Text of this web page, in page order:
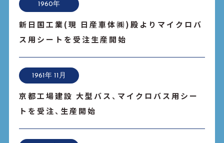
1960年
新日国工業(現 日産車体㈱)殿よりマイクロバ
ス用シートを受注生産開始
1961年 11月
京都工場建設 大型バス、マイクロバス用シー
トを受注、生産開始